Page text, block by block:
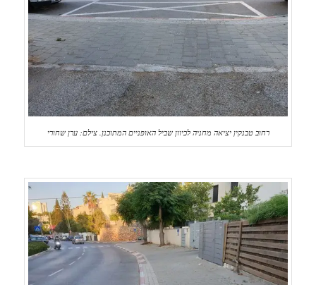
רחוב טבנקין יציאה מחניה לכיוון שביל האופניים המתוכנן. צילם: ערן שחורי